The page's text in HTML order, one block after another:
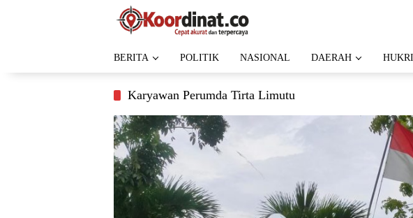
BERITA POLITIK NASIONAL DAERAH
Karyawan Perumda Tirta Limutu